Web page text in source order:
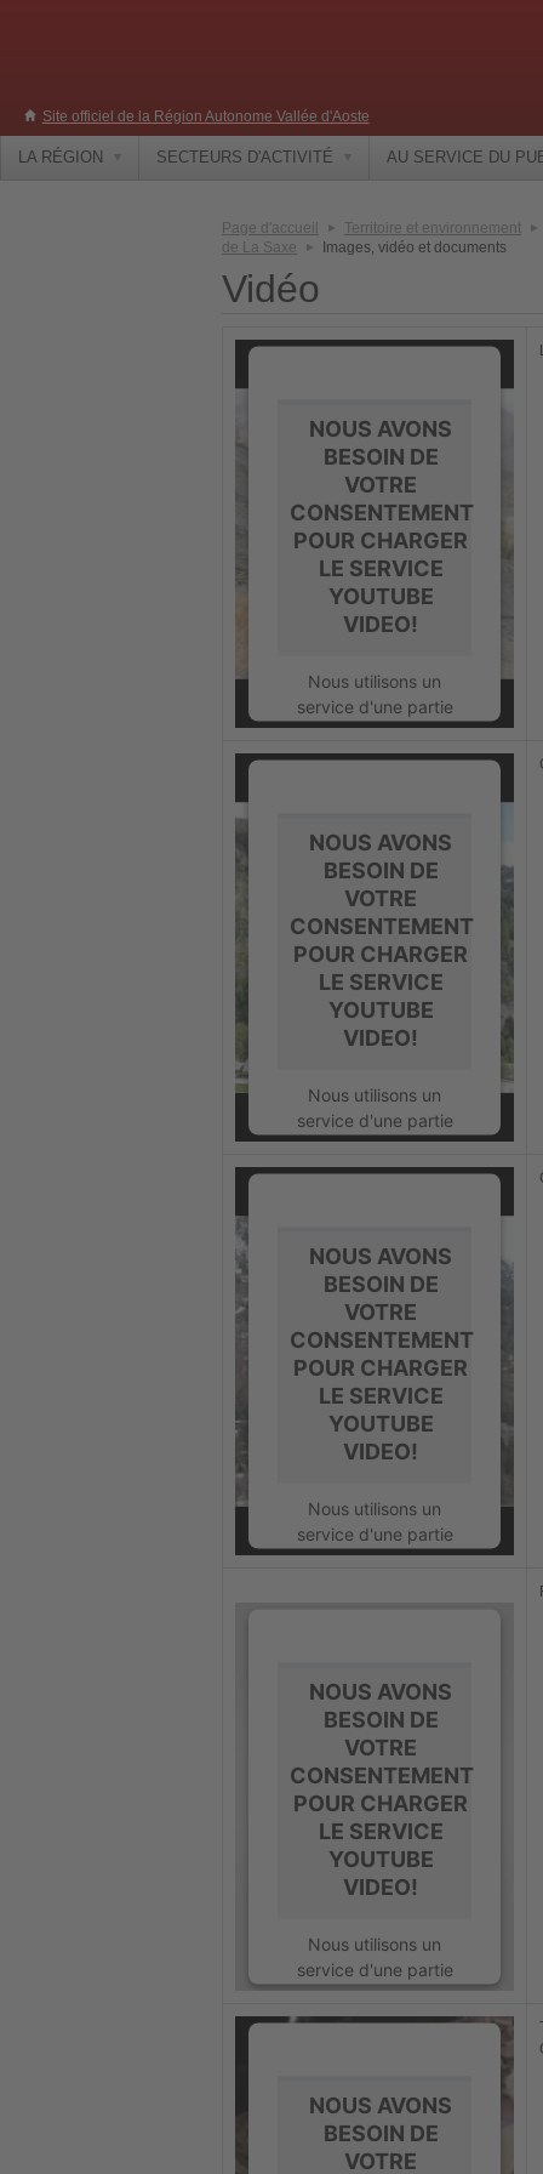
Site officiel de la Région Autonome Vallée d'Aoste
LA RÉGION SECTEURS D'ACTIVITÉ AU SERVICE DU
Page d'accueil Territoire et environnement
de La Saxe
Images, vidéo et documents
Vidéo
NOUS AVONS
BESOIN DE
VOTRE
CONSENTEMENT
POUR CHARGER
LE SERVICE
YOUTUBE
VIDEO!
Nous utilisons un
service d'une partie
tierce pour intégrer
certains contenus
sur votre activité.
Veuillez consulter les
détails et accepter le
service pour regarder
cette vidéo.
En savoir plus
Accepter
powered by
Usercentrics Consent
Management Platform
NOUS AVONS
BESOIN DE
VOTRE
CONSENTEMENT
POUR CHARGER
LE SERVICE
YOUTUBE
VIDEO!
Nous utilisons un
service d'une partie
tierce pour intégrer
certains contenus
sur votre activité.
Veuillez consulter les
détails et accepter le
service pour regarder
cette vidéo.
En savoir plus
Accepter
powered by
Usercentrics Consent
Management Platform
NOUS AVONS
BESOIN DE
VOTRE
CONSENTEMENT
POUR CHARGER
LE SERVICE
YOUTUBE
VIDEO!
Nous utilisons un
service d'une partie
tierce pour intégrer
Veuillez consulter les
détails et accepter le
service pour regarder
cette vidéo.
En savoir plus
Accepter
Usercentrics Consent
Management Platform
NOUS AVONS
BESOIN DE
VOTRE
CONSENTEMENT
POUR CHARGER
LE SERVICE
YOUTUBE
VIDEO!
Nous utilisons un
service d'une partie
tierce pour intégrer
certains contenus
sur votre activité.
Veuillez consulter les
détails et accepter le
NOUS AVONS
BESOIN DE
VOTRE